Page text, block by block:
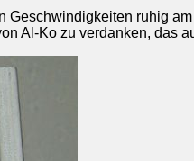
Geschwindigkeiten ruhig
Al-Ko zu verdanken, das